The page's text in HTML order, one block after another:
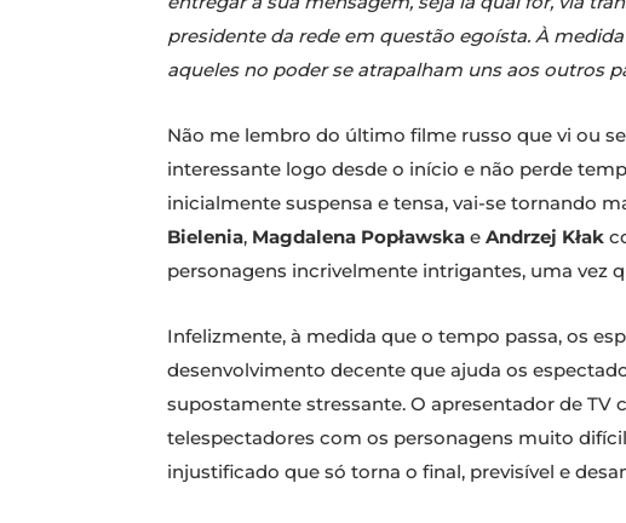
presidente da rede em questão egoísta. À
aqueles no poder se atrapalham uns aos outros
Não me lembro do último filme russo que vi ou
interessante logo desde o início e não perde
inicialmente suspensa e tensa, vai-se tornando
Bielenia, Magdalena Popławska e Andrzej Kłak
personagens incrivelmente intrigantes, uma vez
Infelizmente, à medida que o tempo passa, os
desenvolvimento decente que ajuda os
supostamente stressante. O apresentador de TV
telespectadores com os personagens muito
injustificado que só torna o final, previsível e